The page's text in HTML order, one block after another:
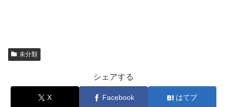
未分類
シェアする
X Facebook はてブ